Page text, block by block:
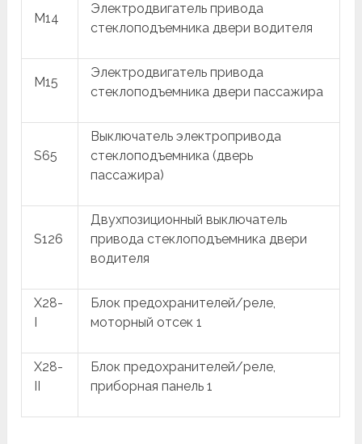
M14
Электродвигатель привода
стеклоподъемника двери водителя
M15
Электродвигатель привода
стеклоподъемника двери пассажира
S65
Выключатель электропривода
стеклоподъемника (дверь
пассажира)
S126
Двухпозиционный выключатель
привода стеклоподъемника двери
водителя
X28-
Блок предохранителей/реле,
моторный отсек 1
X28-
Блок предохранителей/реле,
приборная панель 1